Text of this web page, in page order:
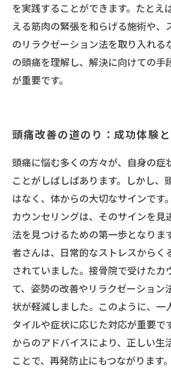
を実践することができます。たとえ
える筋肉の緊張を和らげる施術や、
のリラクゼーション法を取り入れる
の頭痛を理解し、解決に向けての手
が重要です。
頭痛改善の道のり：成功体験
頭痛に悩む多くの方々が、自身の症
ことがしばしばあります。しかし、
はなく、体からの大切なサインです
カウンセリングは、そのサインを見
法を見つけるための第一歩となりま
者さんは、日常的なストレスからく
されていました。接骨院で受けたカ
て、姿勢の改善やリラクゼーション
状が軽減しました。このように、一
タイルや症状に応じた対応が重要で
からのアドバイスにより、正しい生
ことで、再発防止にもつながります